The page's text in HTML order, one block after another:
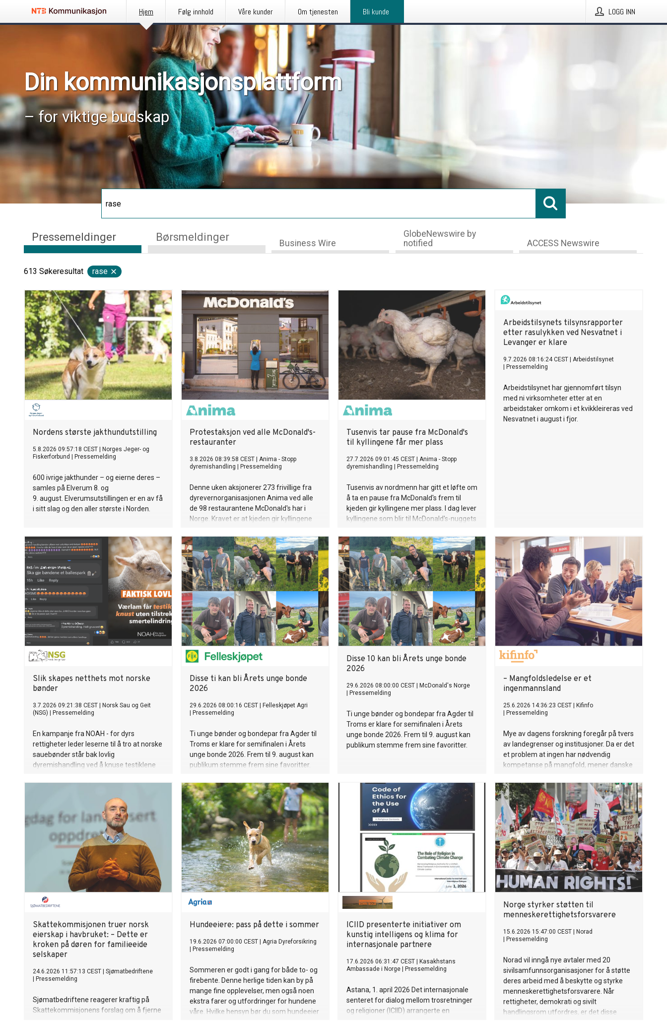
Hjem Følg innhold Våre kunder Om tjenesten Bli kunde LOGG INN
Din kommunikasjonsplattform
– for viktige budskap
Pressemeldinger Børsmeldinger Business Wire
GlobeNewswire by
notified
ACCESS Newswire
613 Søkeresultat rase
Nordens største jakthundutstilling
5.8.2026 09:57:18 CEST
Norges Jeger- og
Fiskerforbund
Pressemelding
600 ivrige jakthunder – og eierne deres –
samles på Elverum 8. og
9. august. Elverumsutstillingen er en av få
i sitt slag og den aller største i Norden.
Protestaksjon ved alle McDonald's-
restauranter
3.8.2026 08:39:58 CEST
Anima - Stopp
dyremishandling
Pressemelding
Denne uken aksjonerer 273 frivillige fra
dyrevernorganisasjonen Anima ved alle
de 98 restaurantene McDonald's har i
Norge. Kravet er at kjeden gir kyllingene
kyllingen de kjøper.
Tusenvis tar pause fra McDonald's
til kyllingene får mer plass
27.7.2026 09:01:45 CEST
Anima - Stopp
dyremishandling
Pressemelding
Tusenvis av nordmenn har gitt et løfte om
å ta en pause fra McDonald's frem til
kjeden gir kyllingene mer plass. I dag lever
kyllingene som blir til McDonald's-nuggets
kvadratmeter, det gir dem mindre plass
enn et A4-ark hver.
Arbeidstilsynets tilsynsrapporter
etter rasulykken ved Nesvatnet i
Levanger er klare
9.7.2026 08:16:24 CEST
Arbeidstilsynet
Pressemelding
Arbeidstilsynet har gjennomført tilsyn
med ni virksomheter etter at en
arbeidstaker omkom i et kvikkleireras ved
Nesvatnet i august i fjor.
Slik skapes netthets mot norske
bønder
3.7.2026 09:21:38 CEST
Norsk Sau og Geit
(NSG)
Pressemelding
En kampanje fra NOAH - for dyrs
rettigheter leder leserne til å tro at norske
sauebønder står bak lovlig
dyremishandling ved å knuse testiklene
750 reaksjoner, mer enn 300
kommentarer og er delt videre av mange.
I kommentarfeltet kalles bøndene
sadister, og det oppfordres til vold. Den
norske samfunnsdebatten har denne
våren prøvd å forstå netthets og sinne.
Her ser vi hvordan det skapes.
Disse ti kan bli Årets unge bonde
2026
29.6.2026 08:00:16 CEST
Felleskjøpet Agri
Pressemelding
Ti unge bønder og bondepar fra Agder til
Troms er klare for semifinalen i Årets
unge bonde 2026. Frem til 9. august kan
publikum stemme frem sine favoritter.
Disse 10 kan bli Årets unge bonde
2026
29.6.2026 08:00:00 CEST
McDonald's Norge
Pressemelding
Ti unge bønder og bondepar fra Agder til
Troms er klare for semifinalen i Årets
unge bonde 2026. Frem til 9. august kan
publikum stemme frem sine favoritter.
– Mangfoldsledelse er et
ingenmannsland
25.6.2026 14:36:23 CEST
Kifinfo
Pressemelding
Mye av dagens forskning foregår på tvers
av landegrenser og institusjoner. Da er det
et problem at ingen har nødvendig
kompetanse på mangfold, mener danske
om temaet.
Skattekommisjonen truer norsk
eierskap i havbruket: – Dette er
kroken på døren for familieeide
selskaper
24.6.2026 11:57:13 CEST
Sjømatbedriftene
Pressemelding
Sjømatbedriftene reagerer kraftig på
Skattekommisjonens forslag om å fjerne
Hundeeiere: pass på dette i sommer
19.6.2026 07:00:00 CEST
Agria Dyreforsikring
Pressemelding
Sommeren er godt i gang for både to- og
firebente. Denne herlige tiden kan by på
mange fine opplevelser, men også noen
ekstra farer og utfordringer for hundene
våre. Hvilke hensyn bør du som hundeeier
ICIID presenterte initiativer om
kunstig intelligens og klima for
internasjonale partnere
17.6.2026 06:31:47 CEST
Kasakhstans
Ambassade i Norge
Pressemelding
Astana, 1. april 2026 Det internasjonale
senteret for dialog mellom trosretninger
og religioner (ICIID) arrangerte en
Norge styrker støtten til
menneskerettighetsforsvarere
15.6.2026 15:47:00 CEST
Norad
Pressemelding
Norad vil inngå nye avtaler med 20
sivilsamfunnsorganisasjoner for å støtte
deres arbeid med å beskytte og styrke
menneskerettighetsforsvarere. Når
rettigheter, demokrati og sivilt
handlingsrom utfordres, er det disse